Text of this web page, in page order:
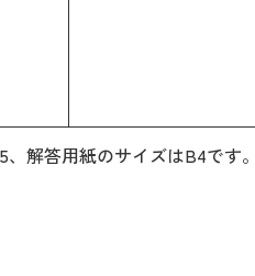
解答用紙のサイズはB4です。